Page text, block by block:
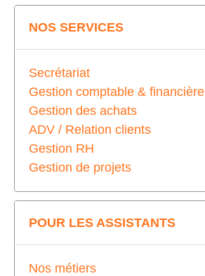
NOS SERVICES
Secrétariat
Gestion comptable & financière
Gestion des achats
ADV / Relation clients
Gestion RH
Gestion de projets
POUR LES ASSISTANTS
Nos métiers